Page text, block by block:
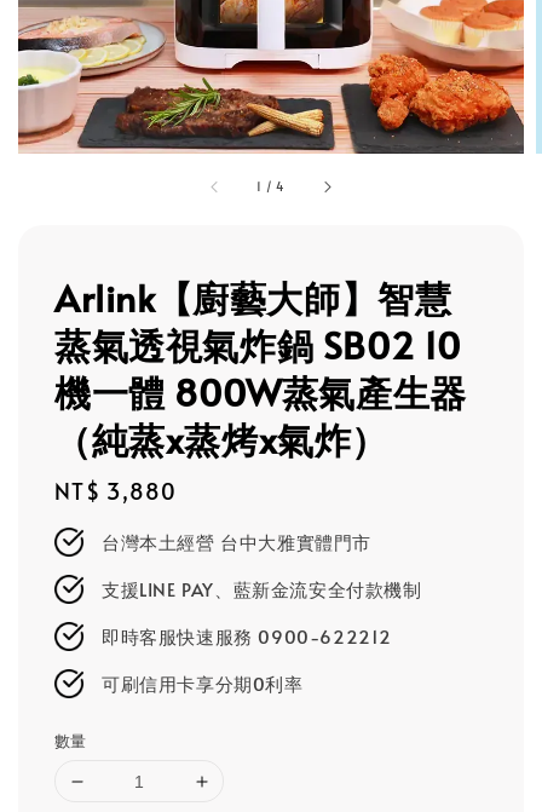
1 /4
Arlink【廚藝大師】智慧
蒸氣透視氣炸鍋 SB02 10
機一體 800W蒸氣產生器
（純蒸x蒸烤x氣炸）
Regular
price
NT$ 3,880
台灣本土經營 台中大雅實體門市
支援LINE PAY、藍新金流安全付款機制
即時客服快速服務 0900-622212
可刷信用卡享分期0利率
數量